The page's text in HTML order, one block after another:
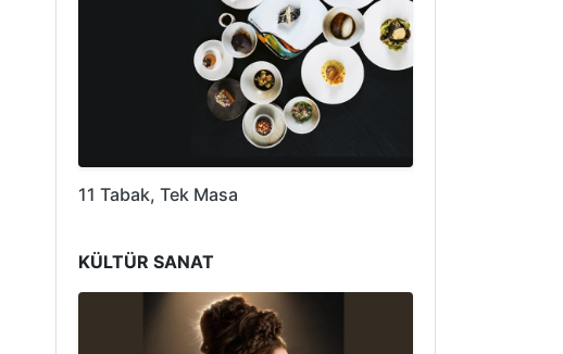
11 Tabak, Tek Masa
KÜLTÜR SANAT